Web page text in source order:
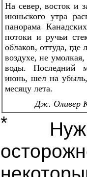
На север, восток и
июньского утра
панорама
потоки и ручьи
облаков, оттуда,
воздухе, не
воды. Последний
июнь, шел на убыль,
месяцу лета.
Дж. Оливер
*